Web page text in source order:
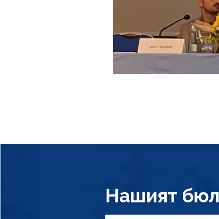
Нашият